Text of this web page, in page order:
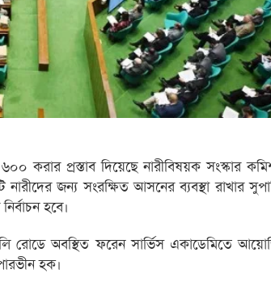
করার প্রস্তাব দিয়েছে নারীবিষয়ক সংস্কার
জন্য সংরক্ষিত আসনের ব্যবস্থা রাখার
হবে।
রোডে অবস্থিত ফরেন সার্ভিস একাডেমিতে
হক।